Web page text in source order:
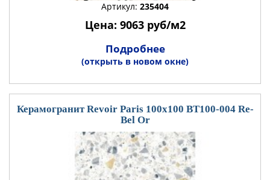
Артикул: 235404
Цена: 9063 руб/м2
Подробнее
(открыть в новом окне)
Керамогранит Revoir Paris 100x100 BT100-004 Re-
Bel Or